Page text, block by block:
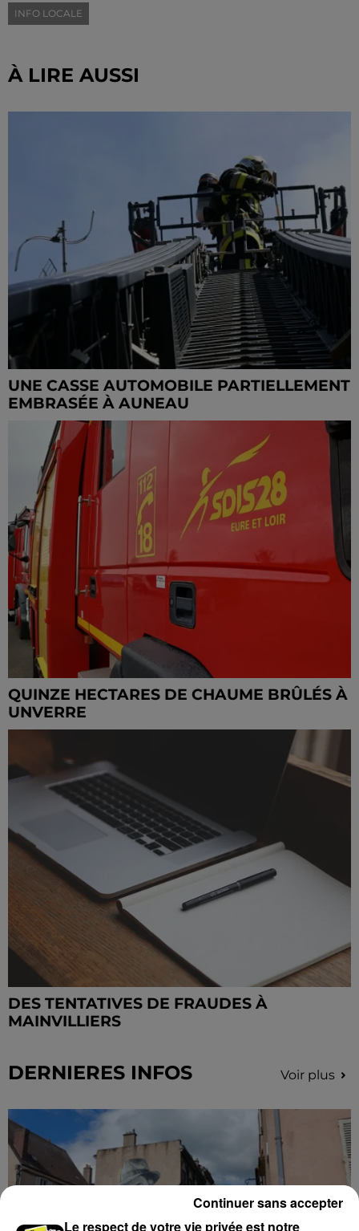
INFO LOCALE
À LIRE AUSSI
UNE CASSE AUTOMOBILE PARTIELLEMENT
EMBRASÉE À AUNEAU
QUINZE HECTARES DE CHAUME BRÛLÉS À
UNVERRE
DES TENTATIVES DE FRAUDES À
MAINVILLIERS
DERNIERES INFOS Voir plus
Le respect de votre vie privée est notre
Continuer sans accepter